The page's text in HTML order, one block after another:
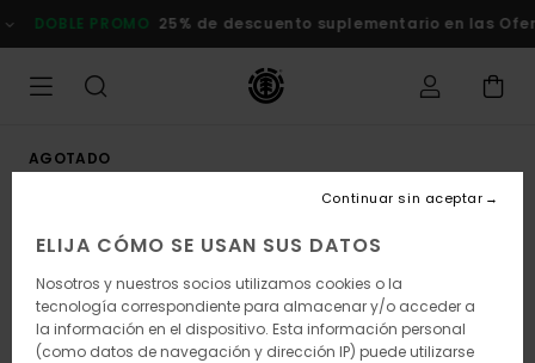
a
la
DOBLE PROMO 25% de descuento suplementario en las
AGOTADO
ELIJA CÓMO SE USAN SUS DATOS
Nosotros y nuestros socios utilizamos cookies o la
tecnología correspondiente para almacenar y/o acceder a
la información en el dispositivo. Esta información personal
(como datos de navegación y dirección IP) puede utilizarse
Continuar sin aceptar